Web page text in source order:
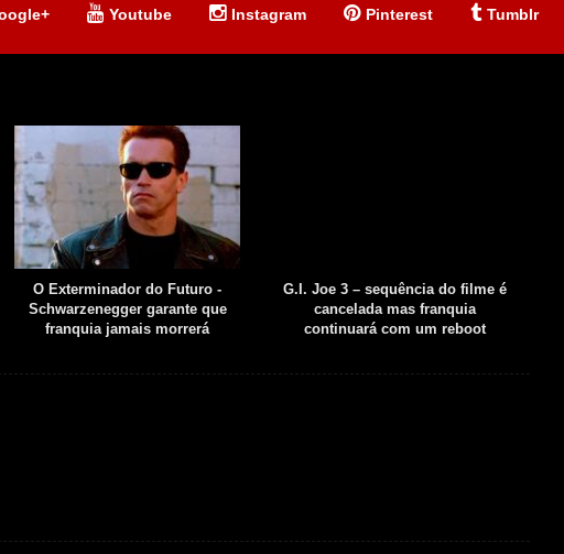
Youtube Instagram Pinterest Tumblr
O Exterminador do Futuro -
Schwarzenegger garante que
franquia jamais morrerá
G.I. Joe 3 – sequência do filme é
cancelada mas franquia
continuará com um reboot